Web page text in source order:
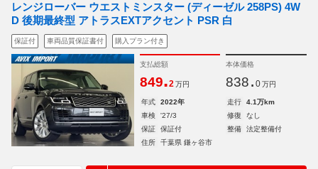
レンジローバー ウエストミンスター (ディーゼル 258PS) 4W
D 後期最終型 アトラスEXTアクセント PSR 白
保証付 車両品質保証書付 購入プラン付き
支払総額
849.2 万円
本体価格
838. 0 万円
年式 2022年 走行
4.1万km
車検
'27/3 修復
なし
保証
保証付 整備
法定整備付
住所
千葉県 鎌ヶ谷市